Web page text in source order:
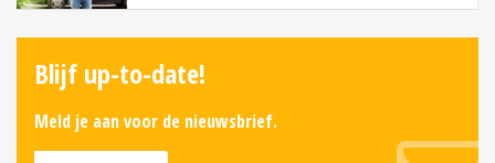
Blijf up-to-date!
Meld je aan voor de nieuwsbrief.